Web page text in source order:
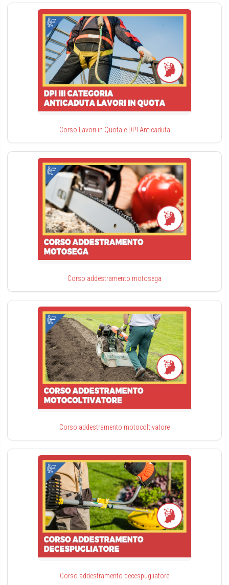
Corso Lavori in Quota e DPI Anticaduta
Corso addestramento motosega
Corso addestramento motocoltivatore
Corso addestramento decespugliatore